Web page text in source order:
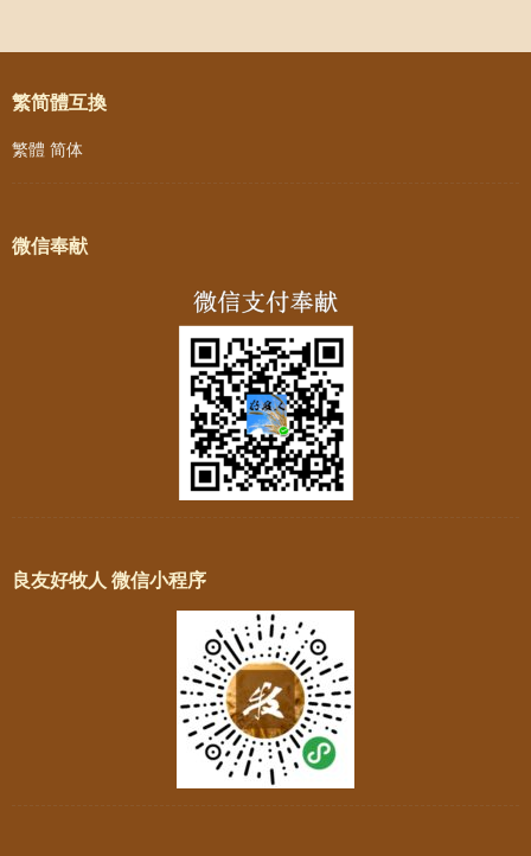
Post navigation
繁简體互換
繁體 简体
微信奉献
良友好牧人 微信小程序